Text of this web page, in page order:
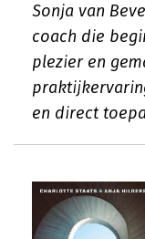
Sonja van
coach die
plezier en
en direct